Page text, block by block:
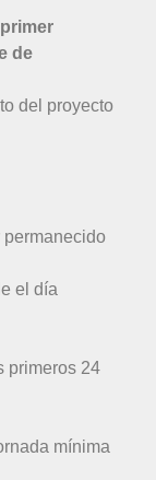
de
del proyecto
el día
primeros 24
mínima